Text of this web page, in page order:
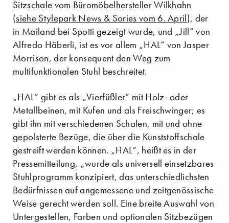
Sitzschale vom Büromöbelhersteller Wilkhahn
(siehe Stylepark News & Sories vom 6. April), der
in Mailand bei Spotti gezeigt wurde, und „Jill“ von
Alfredo Häberli, ist es vor allem „HAL“ von Jasper
Morrison, der konsequent den Weg zum
multifunktionalen Stuhl beschreitet.
„HAL“ gibt es als „Vierfüßler“ mit Holz- oder
Metallbeinen, mit Kufen und als Freischwinger; es
gibt ihn mit verschiedenen Schalen, mit und ohne
gepolsterte Bezüge, die über die Kunststoffschale
gestreift werden können. „HAL“, heißt es in der
Pressemitteilung, „wurde als universell einsetzbares
Stuhlprogramm konzipiert, das unterschiedlichsten
Bedürfnissen auf angemessene und zeitgenössische
Weise gerecht werden soll. Eine breite Auswahl von
Untergestellen, Farben und optionalen Sitzbezügen